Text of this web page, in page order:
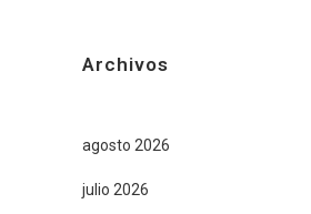
Archivos
agosto 2026
julio 2026